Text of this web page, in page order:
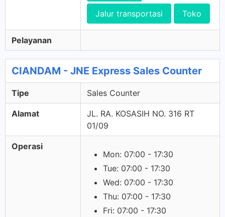
Jalur transportasi Toko
Pelayanan
CIANDAM - JNE Express Sales Counter
Tipe Sales Counter
Alamat
JL. RA. KOSASIH NO. 316 RT
01/09
Operasi
Mon: 07:00 - 17:30
Tue: 07:00 - 17:30
Wed: 07:00 - 17:30
Thu: 07:00 - 17:30
Fri: 07:00 - 17:30